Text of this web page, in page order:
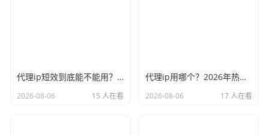
代理ip短效到底能不能用？2026年短效代理凭啥越来越火
2026-08-06 15 人在看
代理ip用哪个？2026年热门选择一次说清楚
2026-08-06 17 人在看